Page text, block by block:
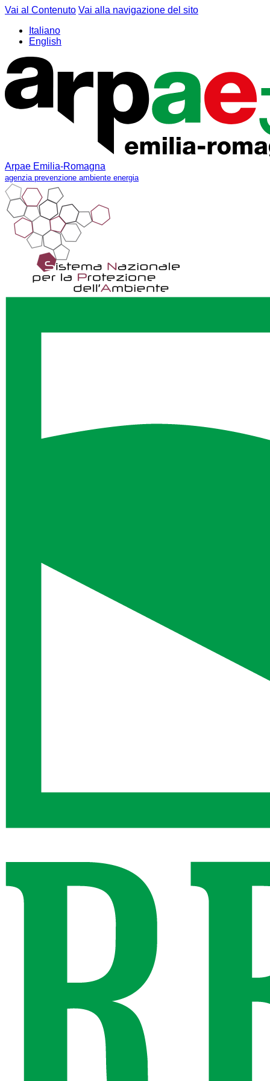
Vai al Contenuto Vai alla navigazione del sito
Italiano
English
Arpae Emilia-Romagna
agenzia prevenzione ambiente energia